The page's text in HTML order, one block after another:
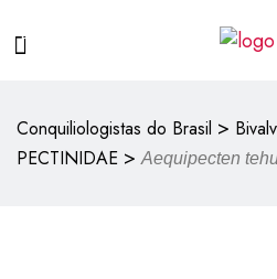
Conquiliologistas do Brasil >
PECTINIDAE >Aequipecten